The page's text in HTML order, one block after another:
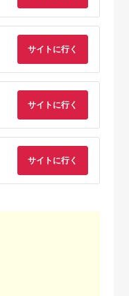
野球道
サイトに行く
サイトに行く
サイトに行く